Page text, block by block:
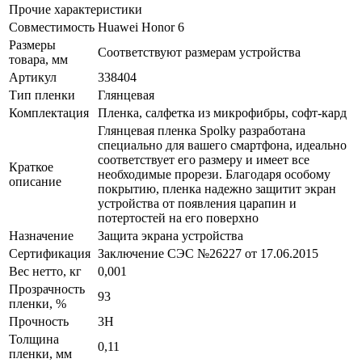
Прочие характеристики
Совместимость Huawei Honor 6
Размеры
товара, мм
Соответствуют размерам устройства
Артикул
338404
Тип пленки
Глянцевая
Комплектация
Пленка, салфетка из микрофибры, софт-кард
Краткое
описание
Глянцевая пленка Spolky разработана
специально для вашего смартфона, идеально
соответствует его размеру и имеет все
необходимые прорези. Благодаря особому
покрытию, пленка надежно защитит экран
устройства от появления царапин и
потертостей на его поверхно
Назначение
Защита экрана устройства
Сертификация Заключение СЭС №26227 от 17.06.2015
Вес нетто, кг
0,001
Прозрачность
пленки, %
93
Прочность
3H
Толщина
пленки, мм
0,11